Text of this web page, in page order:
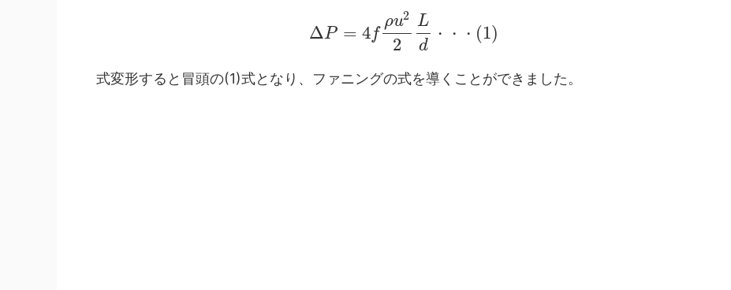
ΔP = 4f
ρu2
2
L
d
・ ・ ・ (1)
式変形すると冒頭の(1)式となり、ファニングの式を導くことができました。